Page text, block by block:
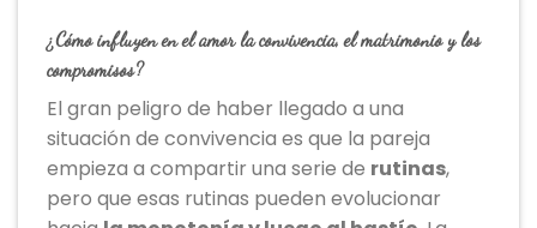
¿Cómo influyen en el amor la convivencia, el matrimonio y los
compromisos?
El gran peligro de haber llegado a una
situación de convivencia es que la pareja
empieza a compartir una serie de rutinas,
pero que esas rutinas pueden evolucionar